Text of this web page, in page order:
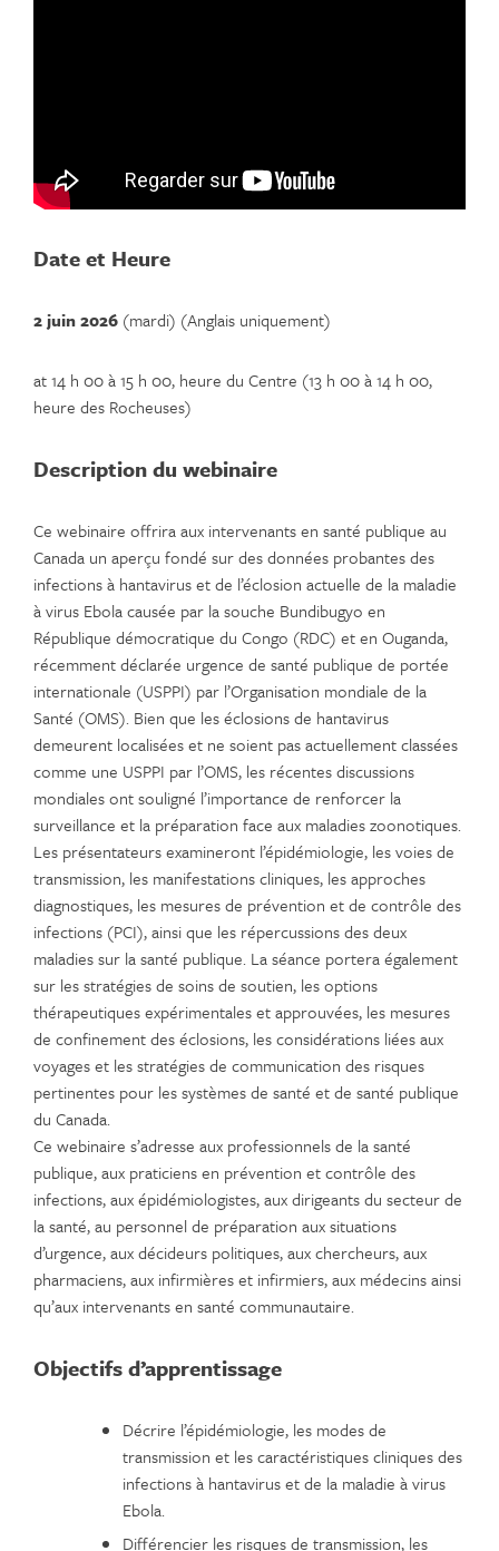
Dateet Heure
2 juin 2026 (mardi) (Anglais uniquement)
at 14 h 00 à 15 h 00, heure du Centre (13 h 00 à 14 h 00,
heure des Rocheuses)
Description du webinaire
Ce webinaire offrira aux intervenants en santé publique au
Canada un aperçu fondé sur des données probantes des
infections à hantavirus et de l’éclosion actuelle de la maladie
à virus Ebola causée par la souche Bundibugyo en
République démocratique du Congo (RDC) et en Ouganda,
récemment déclarée urgence de santé publique de portée
internationale (USPPI) par l’Organisation mondiale de la
Santé (OMS). Bien que les éclosions de hantavirus
demeurent localisées et ne soient pas actuellement classées
comme une USPPI par l’OMS, les récentes discussions
mondiales ont souligné l’importance de renforcer la
surveillance et la préparation face aux maladies zoonotiques.
Les présentateurs examineront l’épidémiologie, les voies de
transmission, les manifestations cliniques, les approches
diagnostiques, les mesures de prévention et de contrôle des
infections (PCI), ainsi que les répercussions des deux
maladies sur la santé publique. La séance portera également
sur les stratégies de soins de soutien, les options
thérapeutiques expérimentales et approuvées, les mesures
de confinement des éclosions, les considérations liées aux
voyages et les stratégies de communication des risques
pertinentes pour les systèmes de santé et de santé publique
du Canada.
Ce webinaire s’adresse aux professionnels de la santé
publique, aux praticiens en prévention et contrôle des
infections, aux épidémiologistes, aux dirigeants du secteur de
la santé, au personnel de préparation aux situations
d’urgence, aux décideurs politiques, aux chercheurs, aux
pharmaciens, aux infirmières et infirmiers, aux médecins ainsi
qu’aux intervenants en santé communautaire.
Objectifs d’apprentissage
Décrire l’épidémiologie, les modes de
transmission et les caractéristiques cliniques des
infections à hantavirus et de la maladie à virus
Ebola.
Différencier les risques de transmission, les